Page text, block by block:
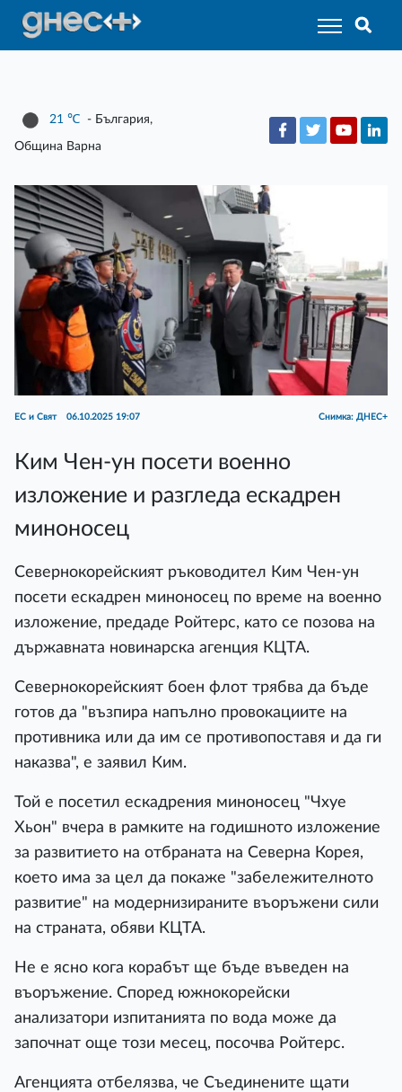
21 ℃ - България,
Община Варна
ЕС и Свят 06.10.2025 19:07 Снимка: ДНЕС+
Ким Чен-ун посети военно
изложение и разгледа ескадрен
миноносец
Севернокорейският ръководител Ким Чен-ун
посети ескадрен миноносец по време на военно
изложение, предаде Ройтерс, като се позова на
държавната новинарска агенция КЦТА.
Севернокорейският боен флот трябва да бъде
готов да "възпира напълно провокациите на
противника или да им се противопоставя и да ги
наказва", е заявил Ким.
Той е посетил ескадрения миноносец "Чхуе
Хьон" вчера в рамките на годишното изложение
за развитието на отбраната на Северна Корея,
което има за цел да покаже "забележителното
развитие" на модернизираните въоръжени сили
на страната, обяви КЦТА.
Не е ясно кога корабът ще бъде въведен на
въоръжение. Според южнокорейски
анализатори изпитанията по вода може да
започнат още този месец, посочва Ройтерс.
Агенцията отбелязва, че Съединените щати